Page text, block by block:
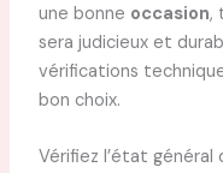
une bonne occasion,
sera judicieux et
vérifications
bon choix.
Vérifiez l’état général